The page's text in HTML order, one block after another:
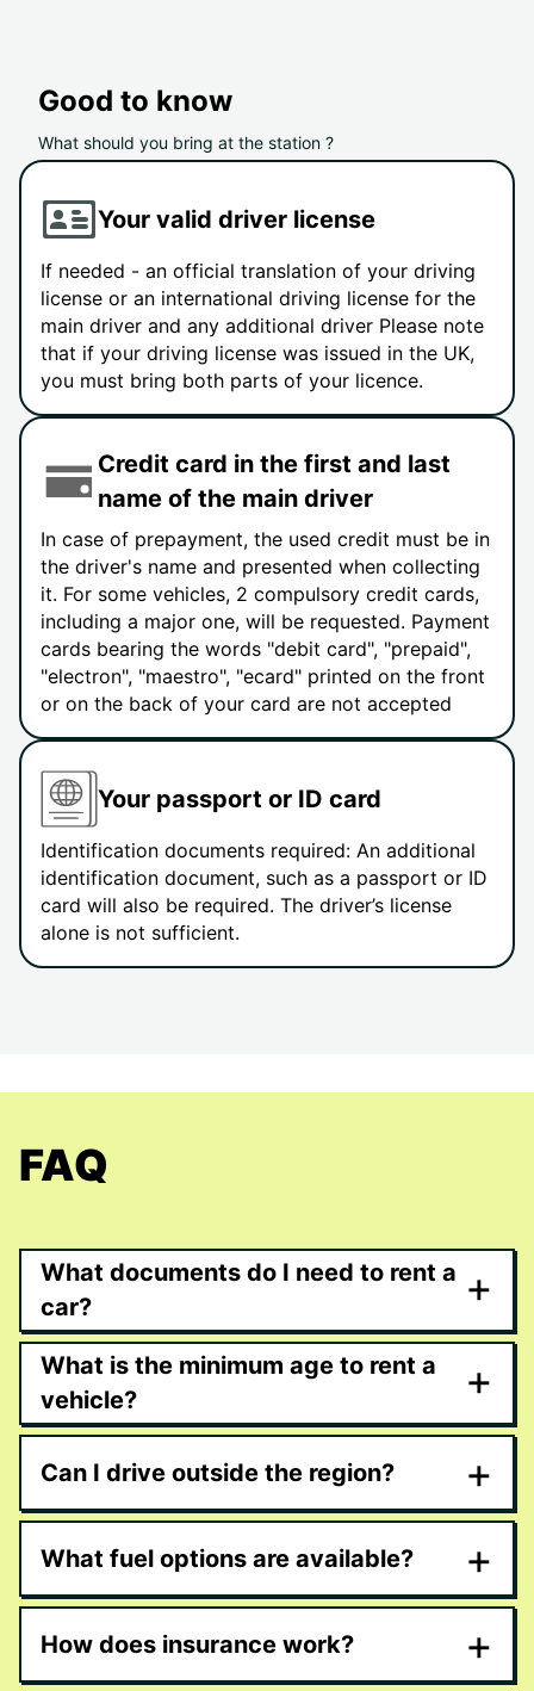
Good to know
What should you bring at the station ?
Your valid driver license
If needed - an official translation of your driving
license or an international driving license for the
main driver and any additional driver Please note
that if your driving license was issued in the UK,
you must bring both parts of your licence.
Credit card in the first and last
name of the main driver
In case of prepayment, the used credit must be in
the driver's name and presented when collecting
it. For some vehicles, 2 compulsory credit cards,
including a major one, will be requested. Payment
cards bearing the words "debit card", "prepaid",
"electron", "maestro", "ecard" printed on the front
or on the back of your card are not accepted
Your passport or ID card
Identification documents required: An additional
identification document, such as a passport or ID
card will also be required. The driver’s license
alone is not sufficient.
FAQ
What documents do I need to rent a
car?
+
What is the minimum age to rent a
vehicle?
+
Can I drive outside the region? +
What fuel options are available? +
How does insurance work? +